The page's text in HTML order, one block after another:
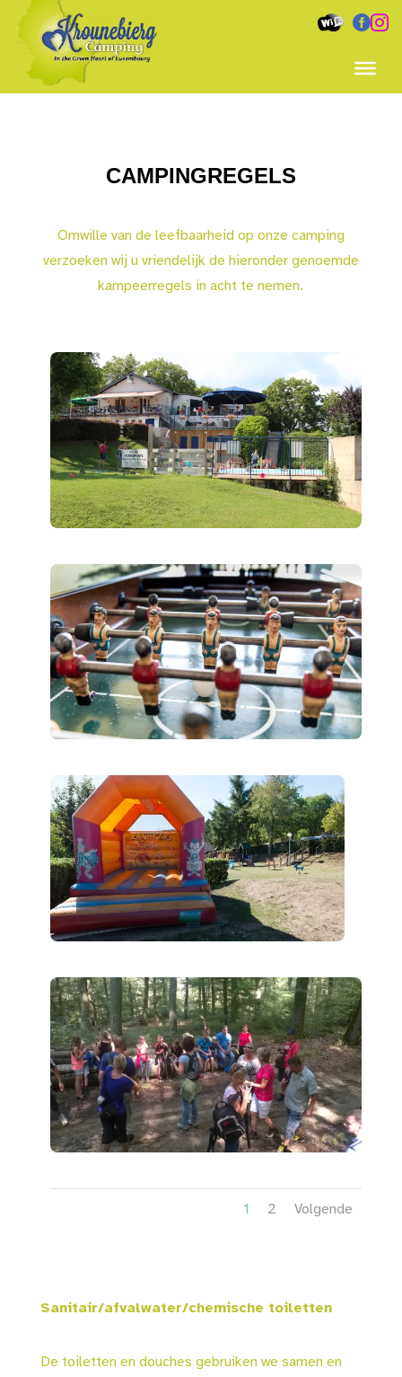

CAMPINGREGELS
Omwille van de leefbaarheid op onze camping
verzoeken wij u vriendelijk de hieronder genoemde
kampeerregels in acht te nemen.
1 2 Volgende
Sanitair/afvalwater/chemische toiletten
De toiletten en douches gebruiken we samen en